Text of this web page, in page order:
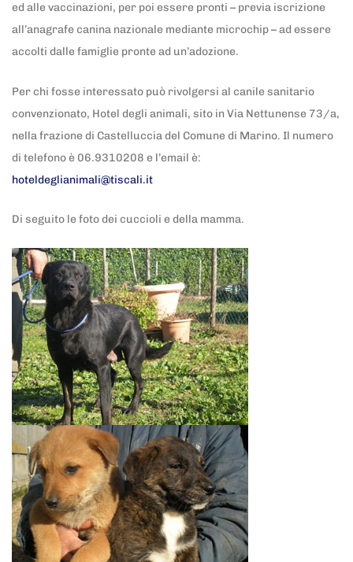
ed alle vaccinazioni, per poi essere pronti – previa iscrizione
all’anagrafe canina nazionale mediante microchip – ad essere
accolti dalle famiglie pronte ad un’adozione.
Per chi fosse interessato può rivolgersi al canile sanitario
convenzionato, Hotel degli animali, sito in Via Nettunense 73/a,
nella frazione di Castelluccia del Comune di Marino. Il numero
di telefono è 06.9310208 e l’email è:
hoteldeglianimali@tiscali.it
Di seguito le foto dei cuccioli e della mamma.